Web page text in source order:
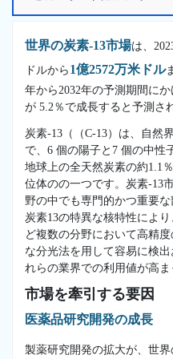
世界の炭素-13市場は、
ドルから 1億2572万米ドル
年から2032年の予測期間にか
が 5.2％で成長すると予測さ
炭素-13（（C-13）は、自然
で、6 個の陽子と7 個の中性
地球上の全天然炭素の約1.1
位体のの一つです。炭素-13
野の中でも専門的かつ重要
炭素13の特異な核特性によ
ど複数の分野において高精
な分光法を用して容易に検
れらの業界での利用値が高ま
市場を牽引する要因
医薬品研究開発の成長
製薬研究開発の拡大が、世